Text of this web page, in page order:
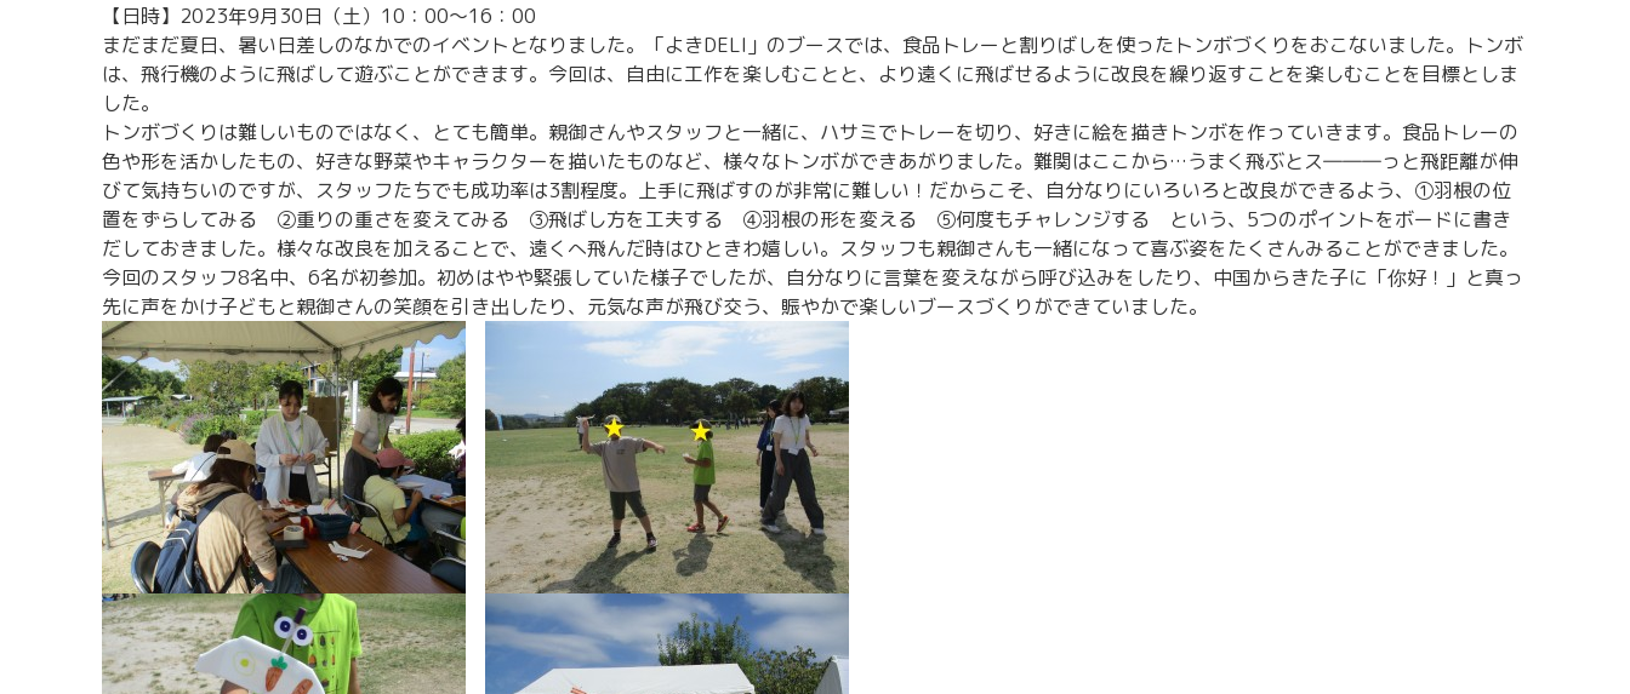
【日時】2023年9月30日（土）10：00～16：00
まだまだ夏日、暑い日差しのなかでのイベントとなりました。「よきDELI」のブースでは、食品トレーと割りばしを使ったトンボづくりをおこないました。トンボ
は、飛行機のように飛ばして遊ぶことができます。今回は、自由に工作を楽しむことと、より遠くに飛ばせるように改良を繰り返すことを楽しむことを目標としま
した。
トンボづくりは難しいものではなく、とても簡単。親御さんやスタッフと一緒に、ハサミでトレーを切り、好きに絵を描きトンボを作っていきます。食品トレーの
色や形を活かしたもの、好きな野菜やキャラクターを描いたものなど、様々なトンボができあがりました。難関はここから…うまく飛ぶとス―――っと飛距離が伸
びて気持ちいのですが、スタッフたちでも成功率は3割程度。上手に飛ばすのが非常に難しい！だからこそ、自分なりにいろいろと改良ができるよう、①羽根の位
置をずらしてみる ②重りの重さを変えてみる ③飛ばし方を工夫する ④羽根の形を変える ⑤何度もチャレンジする という、5つのポイントをボードに書き
だしておきました。様々な改良を加えることで、遠くへ飛んだ時はひときわ嬉しい。スタッフも親御さんも一緒になって喜ぶ姿をたくさんみることができました。
今回のスタッフ8名中、6名が初参加。初めはやや緊張していた様子でしたが、自分なりに言葉を変えながら呼び込みをしたり、中国からきた子に「你好！」と真っ
先に声をかけ子どもと親御さんの笑顔を引き出したり、元気な声が飛び交う、賑やかで楽しいブースづくりができていました。